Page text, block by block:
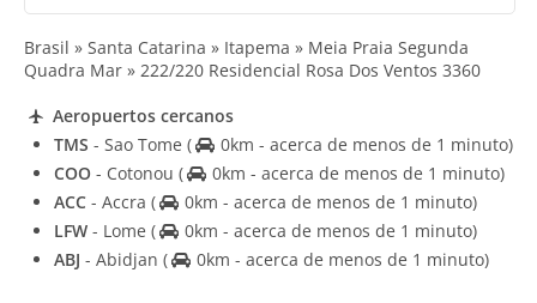
Brasil » Santa Catarina » Itapema » Meia Praia Segunda
Quadra Mar » 222/220 Residencial Rosa Dos Ventos 3360
Aeropuertos cercanos
TMS - Sao Tome (
0km - acerca de menos de 1 minuto)
COO - Cotonou (
0km - acerca de menos de 1 minuto)
ACC - Accra (
0km - acerca de menos de 1 minuto)
LFW - Lome (
0km - acerca de menos de 1 minuto)
ABJ - Abidjan ( 0km - acerca de menos de 1 minuto)